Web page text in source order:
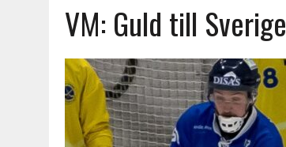
VM: Guld till Sverige